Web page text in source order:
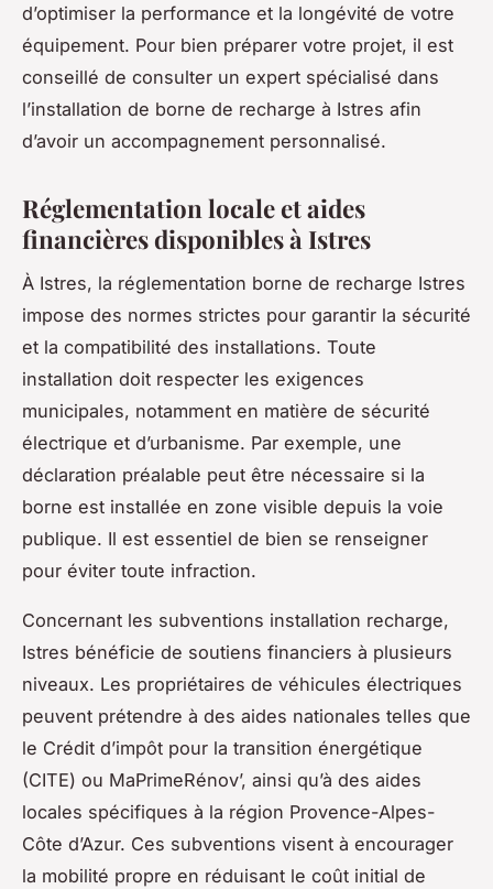
d’optimiser la performance et la longévité de votre
équipement. Pour bien préparer votre projet, il est
conseillé de consulter un expert spécialisé dans
l’installation de borne de recharge à Istres afin
d’avoir un accompagnement personnalisé.
Réglementation locale et aides
financières disponibles à Istres
À Istres, la réglementation borne de recharge Istres
impose des normes strictes pour garantir la sécurité
et la compatibilité des installations. Toute
installation doit respecter les exigences
municipales, notamment en matière de sécurité
électrique et d’urbanisme. Par exemple, une
déclaration préalable peut être nécessaire si la
borne est installée en zone visible depuis la voie
publique. Il est essentiel de bien se renseigner
pour éviter toute infraction.
Concernant les subventions installation recharge,
Istres bénéficie de soutiens financiers à plusieurs
niveaux. Les propriétaires de véhicules électriques
peuvent prétendre à des aides nationales telles que
le Crédit d’impôt pour la transition énergétique
(CITE) ou MaPrimeRénov’, ainsi qu’à des aides
locales spécifiques à la région Provence-Alpes-
Côte d’Azur. Ces subventions visent à encourager
la mobilité propre en réduisant le coût initial de